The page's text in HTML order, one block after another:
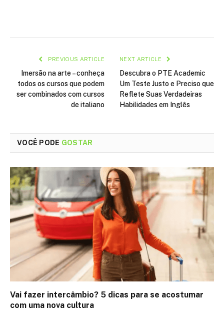
PREVIOUS ARTICLE
Imersão na arte – conheça
todos os cursos que podem
ser combinados com cursos
de italiano
NEXT ARTICLE
Descubra o PTE Academic
Um Teste Justo e Preciso que
Reflete Suas Verdadeiras
Habilidades em Inglês
VOCÊ PODE GOSTAR
Vai fazer intercâmbio? 5 dicas para se acostumar
com uma nova cultura